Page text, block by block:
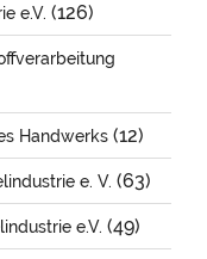
e.V. (126)
Handwerks (12)
e. V. (63)
e.V. (49)